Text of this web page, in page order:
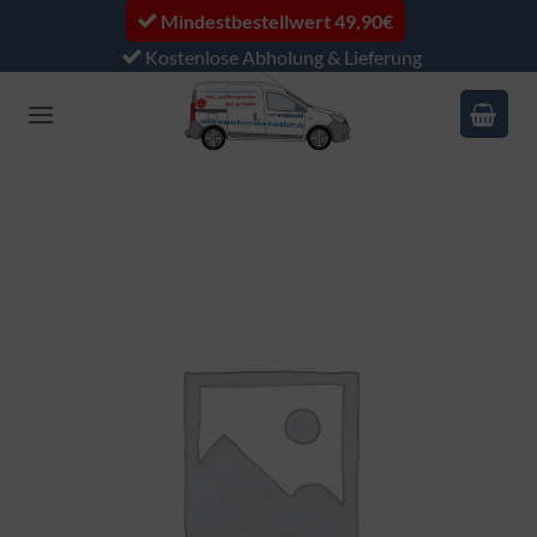
springen
Mindestbestellwert 49,90€
Kostenlose Abholung & Lieferung